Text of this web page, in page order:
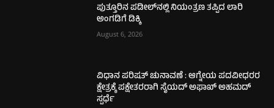
ಪುತ್ತೂರಿನ ಪಡೀಲ್‌ನಲ್ಲಿ ನಿಯಂತ್ರಣ ತಪ್ಪಿದ ಲಾರಿ
ಅಂಗಡಿಗೆ ಡಿಕ್ಕಿ
August 6, 2026
ವಿಧಾನ ಪರಿಷತ್ ಚುನಾವಣೆ : ಆಗ್ನೇಯ ಪದವೀಧರರ
ಕ್ಷೇತ್ರಕ್ಕೆ ಪಕ್ಷೇತರರಾಗಿ ಸೈಯದ್ ಅಫಾಖ್ ಅಹಮದ್
ಸ್ಪರ್ಧೆ